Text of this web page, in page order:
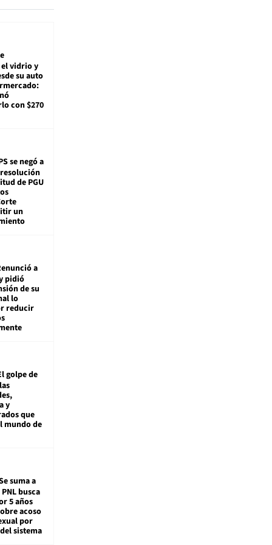
vidrio y
su auto
con $270
se negó a
de PGU
un
a
pidió
de su
lo
reducir
golpe de
y
que
mundo de
suma a
busca
5 años
acoso
por
sistema